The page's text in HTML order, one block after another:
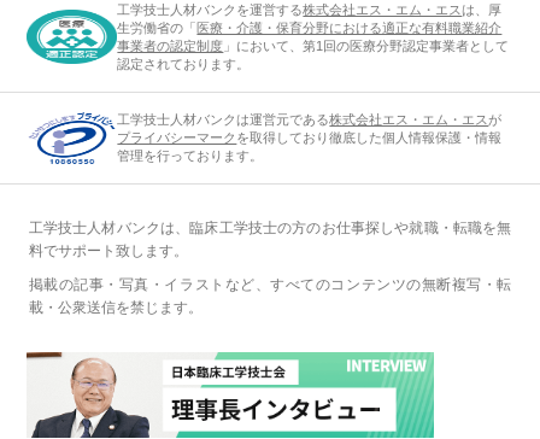
工学技士人材バンクを運営する株式会社エス・エム・エスは、厚
生労働省の「 医療・介護・保育分野における適正な有料職業紹介
事業者の認定制度 」において、第1回の医療分野認定事業者として
認定されております。
工学技士人材バンクは運営元である株式会社エス・エム・エスが
プライバシーマーク を取得しており徹底した個人情報保護・情報
管理を行っております。
工学技士人材バンクは、臨床工学技士の方のお仕事探しや就職・転職を無
料でサポート致します。
掲載の記事・写真・イラストなど、すべてのコンテンツの無断複写・転
載・公衆送信を禁じます。